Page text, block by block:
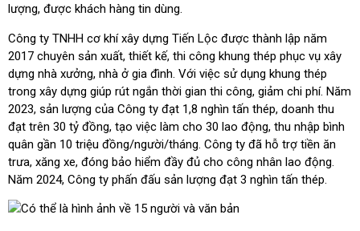
lượng, được khách hàng tin dùng.
Công ty TNHH cơ khí xây dựng Tiến Lộc được thành lập năm
2017 chuyên sản xuất, thiết kế, thi công khung thép phục vụ xây
dựng nhà xưởng, nhà ở gia đình. Với việc sử dụng khung thép
trong xây dựng giúp rút ngắn thời gian thi công, giảm chi phí. Năm
2023, sản lượng của Công ty đạt 1,8 nghìn tấn thép, doanh thu
đạt trên 30 tỷ đồng, tạo việc làm cho 30 lao động, thu nhập bình
quân gần 10 triệu đồng/người/tháng. Công ty đã hỗ trợ tiền ăn
trưa, xăng xe, đóng bảo hiểm đầy đủ cho công nhân lao động.
Năm 2024, Công ty phấn đấu sản lượng đạt 3 nghìn tấn thép.